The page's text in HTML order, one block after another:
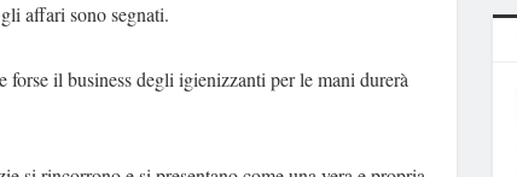
affari sono segnati.
il business degli igienizzanti per le mani durerà